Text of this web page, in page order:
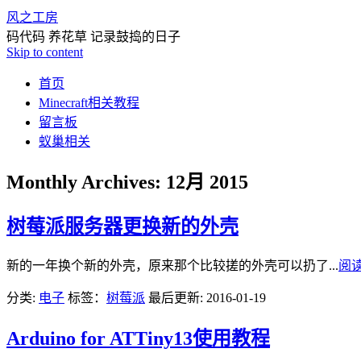
风之工房
码代码 养花草 记录鼓捣的日子
Skip to content
首页
Minecraft相关教程
留言板
蚁巢相关
Monthly Archives: 12月 2015
树莓派服务器更换新的外壳
新的一年换个新的外壳，原来那个比较搓的外壳可以扔了...阅
分类: 电子 标签： 树莓派 最后更新: 2016-01-19
Arduino for ATTiny13使用教程